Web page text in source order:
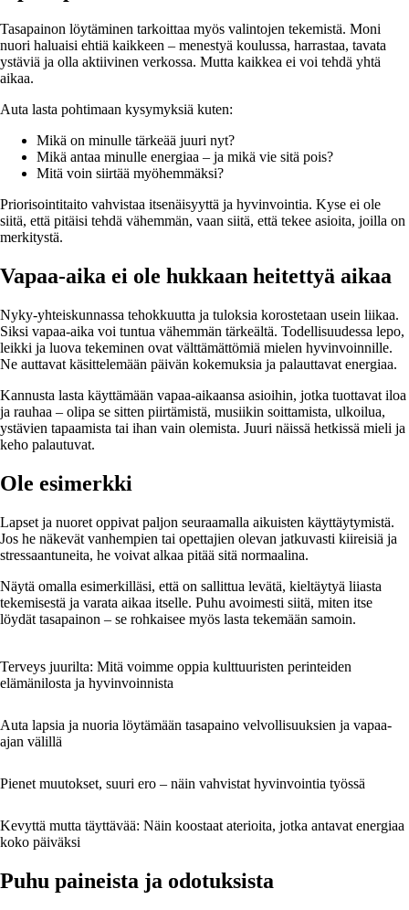
Tasapainon löytäminen tarkoittaa myös valintojen tekemistä. Moni
nuori haluaisi ehtiä kaikkeen – menestyä koulussa, harrastaa, tavata
ystäviä ja olla aktiivinen verkossa. Mutta kaikkea ei voi tehdä yhtä
aikaa.
Auta lasta pohtimaan kysymyksiä kuten:
Mikä on minulle tärkeää juuri nyt?
Mikä antaa minulle energiaa – ja mikä vie sitä pois?
Mitä voin siirtää myöhemmäksi?
Priorisointitaito vahvistaa itsenäisyyttä ja hyvinvointia. Kyse ei ole
siitä, että pitäisi tehdä vähemmän, vaan siitä, että tekee asioita, joilla on
merkitystä.
Vapaa-aika ei ole hukkaan heitettyä aikaa
Nyky-yhteiskunnassa tehokkuutta ja tuloksia korostetaan usein liikaa.
Siksi vapaa-aika voi tuntua vähemmän tärkeältä. Todellisuudessa lepo,
leikki ja luova tekeminen ovat välttämättömiä mielen hyvinvoinnille.
Ne auttavat käsittelemään päivän kokemuksia ja palauttavat energiaa.
Kannusta lasta käyttämään vapaa-aikaansa asioihin, jotka tuottavat iloa
ja rauhaa – olipa se sitten piirtämistä, musiikin soittamista, ulkoilua,
ystävien tapaamista tai ihan vain olemista. Juuri näissä hetkissä mieli ja
keho palautuvat.
Ole esimerkki
Lapset ja nuoret oppivat paljon seuraamalla aikuisten käyttäytymistä.
Jos he näkevät vanhempien tai opettajien olevan jatkuvasti kiireisiä ja
stressaantuneita, he voivat alkaa pitää sitä normaalina.
Näytä omalla esimerkilläsi, että on sallittua levätä, kieltäytyä liiasta
tekemisestä ja varata aikaa itselle. Puhu avoimesti siitä, miten itse
löydät tasapainon – se rohkaisee myös lasta tekemään samoin.
Terveys juurilta: Mitä voimme oppia kulttuuristen perinteiden
elämänilosta ja hyvinvoinnista
Auta lapsia ja nuoria löytämään tasapaino velvollisuuksien ja vapaa-
ajan välillä
Pienet muutokset, suuri ero – näin vahvistat hyvinvointia työssä
Kevyttä mutta täyttävää: Näin koostaat aterioita, jotka antavat energiaa
koko päiväksi
Puhu paineista ja odotuksista